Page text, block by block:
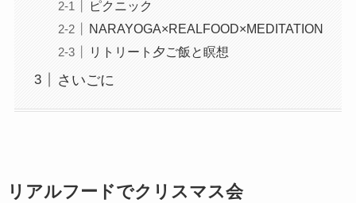
ピクニック
NARAYOGA×REALFOOD×MEDITATION
リトリート夕ご飯と瞑想
さいごに
リアルフードでクリスマス会